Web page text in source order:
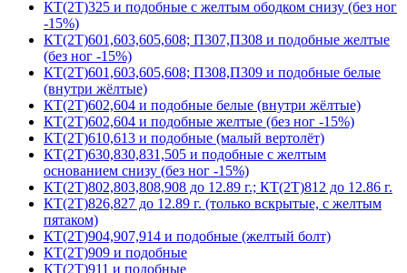
КТ(2Т)325 и подобные с желтым ободком снизу (без ног
-15%)
КТ(2Т)601,603,605,608; П307,П308 и подобные желтые
(без ног -15%)
КТ(2Т)601,603,605,608; П308,П309 и подобные белые
(внутри жёлтые)
КТ(2Т)602,604 и подобные белые (внутри жёлтые)
КТ(2Т)602,604 и подобные желтые (без ног -15%)
КТ(2Т)610,613 и подобные (малый вертолёт)
КТ(2Т)630,830,831,505 и подобные с желтым
основанием снизу (без ног -15%)
КТ(2Т)802,803,808,908 до 12.89 г.; КТ(2Т)812 до 12.86 г.
КТ(2Т)826,827 до 12.89 г. (только вскрытые, с желтым
пятаком)
КТ(2Т)904,907,914 и подобные (желтый болт)
КТ(2Т)909 и подобные
КТ(2Т)911 и подобные